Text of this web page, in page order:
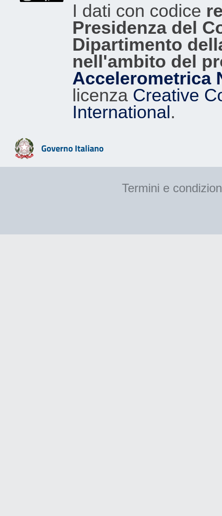
I dati con codice
Presidenza del
Dipartimento
nell'ambito del
Accelerometrica
licenza Creative
International.
Termini e